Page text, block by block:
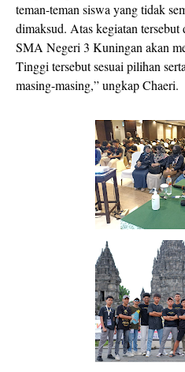
teman-teman siswa yang tidak
dimaksud. Atas kegiatan
SMA Negeri 3 Kuningan akan
Tinggi tersebut sesuai pilihan
masing-masing,” ungkap Chaeri.